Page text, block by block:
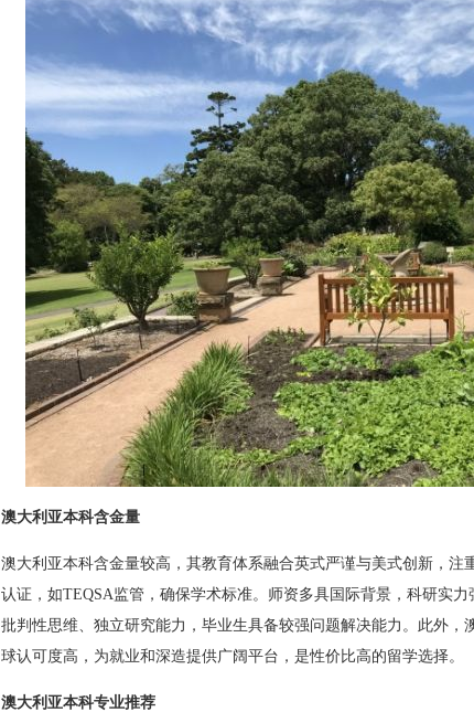
澳大利亚本科含金量
澳大利亚本科含金量较高，其教育体系融合英式严谨与美式创新，注
认证，如TEQSA监管，确保学术标准。师资多具国际背景，科研实
批判性思维、独立研究能力，毕业生具备较强问题解决能力。此外，
球认可度高，为就业和深造提供广阔平台，是性价比高的留学选择。
澳大利亚本科专业推荐